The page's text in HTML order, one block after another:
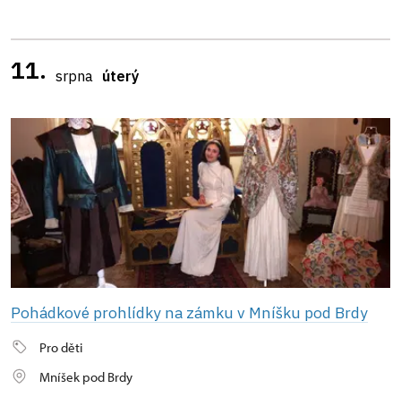
11. srpna úterý
Pohádkové prohlídky na zámku v Mníšku pod Brdy
Pro děti
Mníšek pod Brdy